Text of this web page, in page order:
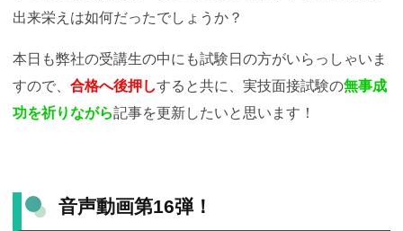
出来栄えは如何だったでしょうか？
本日も弊社の受講生の中にも試験日の方がいらっしゃいま
すので、 合格へ後押しすると共に、実技面接試験の無事成
功を祈りながら記事を更新したいと思います！
音声動画第16弾！